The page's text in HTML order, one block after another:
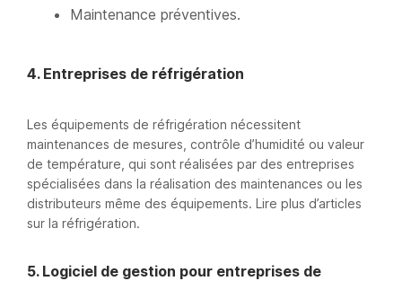
Maintenance préventives.
4. Entreprises de réfrigération
Les équipements de réfrigération nécessitent
maintenances de mesures, contrôle d’humidité ou valeur
de température, qui sont réalisées par des entreprises
spécialisées dans la réalisation des maintenances ou les
distributeurs même des équipements. Lire plus d’articles
sur la réfrigération.
5. Logiciel de gestion pour entreprises de